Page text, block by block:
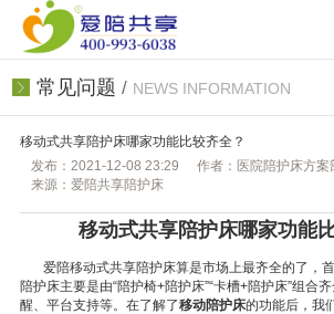
常见问题 / NEWS INFORMATION
移动式共享陪护床哪家功能比较齐全？
发布：2021-12-08 23:29
作者：医院陪护床方案
来源：爱陪共享陪护床
移动式共享陪护床哪家功能
爱陪移动式共享陪护床算是市场上最齐全的了，
陪护床主要是由“陪护椅+陪护床”“卡槽+陪护床”组合
醒、平台支持等。在了解了移动陪护床的功能后，我